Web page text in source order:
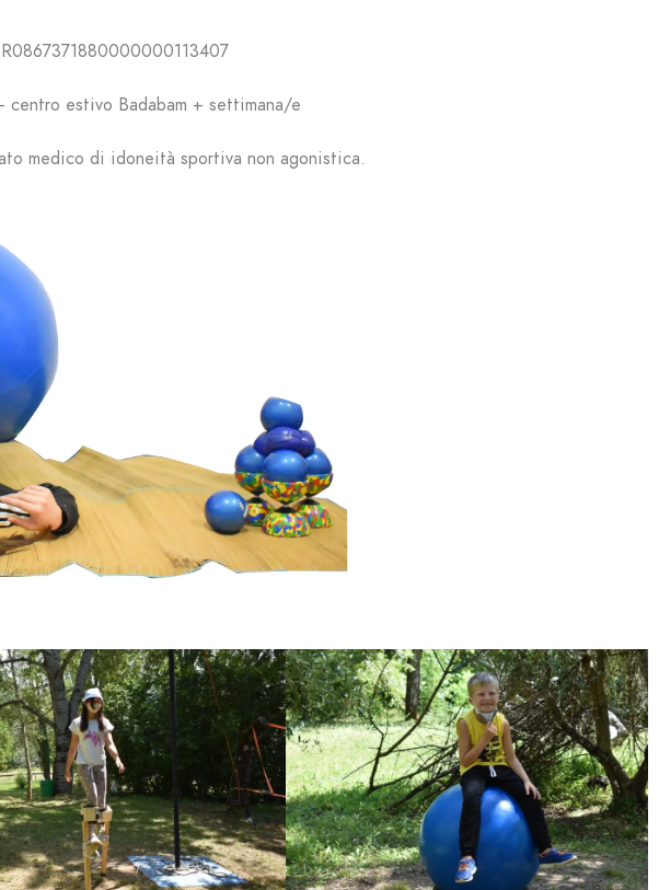
centro estivo Badabam + settimana/e
medico di idoneità sportiva non agonistica.